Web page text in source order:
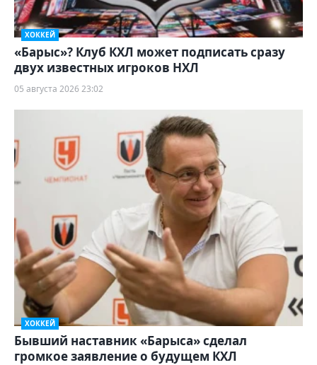
ХОККЕЙ
«Барыс»? Клуб КХЛ может подписать сразу
двух известных игроков НХЛ
05 августа 2026 23:02
ХОККЕЙ
Бывший наставник «Барыса» сделал
громкое заявление о будущем КХЛ